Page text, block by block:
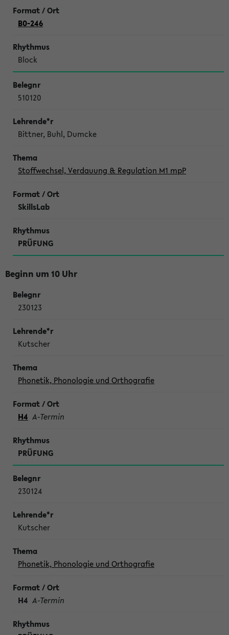
B0-246
Block
510120
Bittner, Buhl, Dumcke
Stoffwechsel, Verdauung & Regulation M1 mpP
SkillsLab
PRÜFUNG
Beginn um 10 Uhr
230123
Kutscher
Phonetik, Phonologie und Orthografie
H4 A-Termin
PRÜFUNG
230124
Kutscher
Phonetik, Phonologie und Orthografie
H4 A-Termin